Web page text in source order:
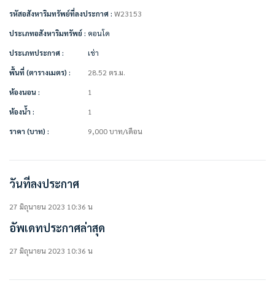
เครื่องใช้ไฟฟ้า/เฟอร์นิเจอร์ใหม่ยังไม่เคยใช้ พร้อมอยู่
• แอร์
• ทีวี
• ไมโครเวฟ
• เครื่องทำน้ำอุ่น
• เครื่องซักผ้า
• เตียง + ที่นอน
• ตู้เสื้อผ้า
• ผ้าม่าน
• โซฟา
• ห้องออกกำลังกาย
• สระว่ายน้ำ
• สวนหย่อม
• ระบบรักษาความปลอดภัยตลอด 24 ชม.
• กล้องวงจรปิด
รหัสอสังหาริมทรัพย์ที่ลงประกาศ : W23153
ประเภทอสังหาริมทรัพย์ : คอนโด
ประเภทประกาศ :
เช่า
พื้นที่ (ตารางเมตร) :
28.52 ตร.ม.
ห้องนอน :
1
ห้องน้ำ :
1
ราคา (บาท) :
9,000บาท/เดือน
วันที่ลงประกาศ
27 มิถุนายน 2023 10:36 น
อัพเดทประกาศล่าสุด
27 มิถุนายน 2023 10:36 น